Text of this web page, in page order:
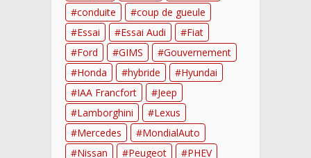
conduite
coup de gueule
Essai
Essai Audi
Fiat
Ford
GIMS
Gouvernement
Honda
hybride
Hyundai
IAA Francfort
Jeep
Lamborghini
Lexus
Mercedes
MondialAuto
Nissan
Peugeot PHEV